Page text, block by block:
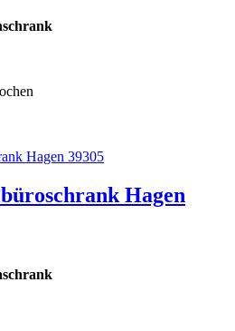
Hagen